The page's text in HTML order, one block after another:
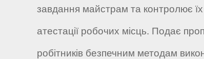
завдання майстрам та контролює їх
атестації робочих місць. Подає
робітників безпечним методам